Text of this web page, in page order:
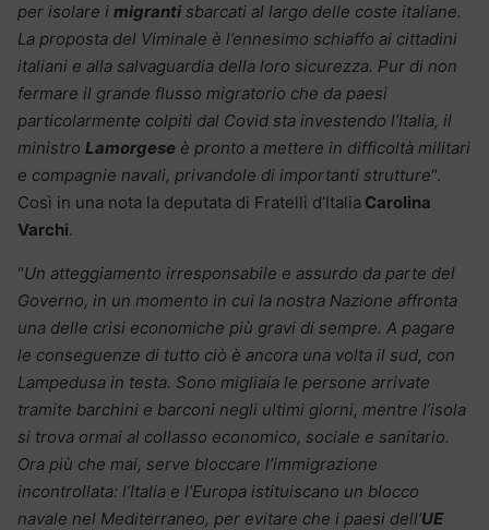
per isolare i migranti sbarcati al largo delle coste italiane.
La proposta del Viminale è l’ennesimo schiaffo ai cittadini
italiani e alla salvaguardia della loro sicurezza. Pur di non
fermare il grande flusso migratorio che da paesi
particolarmente colpiti dal Covid sta investendo l’Italia, il
ministro Lamorgese è pronto a mettere in difficoltà militari
e compagnie navali, privandole di importanti strutture“.
Così in una nota la deputata di Fratelli d’Italia Carolina
Varchi.
“Un atteggiamento irresponsabile e assurdo da parte del
Governo, in un momento in cui la nostra Nazione affronta
una delle crisi economiche più gravi di sempre. A pagare
le conseguenze di tutto ciò è ancora una volta il sud, con
Lampedusa in testa. Sono migliaia le persone arrivate
tramite barchini e barconi negli ultimi giorni, mentre l’isola
si trova ormai al collasso economico, sociale e sanitario.
Ora più che mai, serve bloccare l’immigrazione
incontrollata: l’Italia e l’Europa istituiscano un blocco
navale nel Mediterraneo, per evitare che i paesi dell’UE